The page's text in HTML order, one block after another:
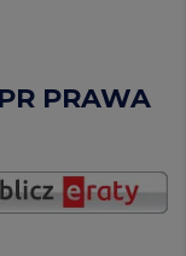
PRAWA